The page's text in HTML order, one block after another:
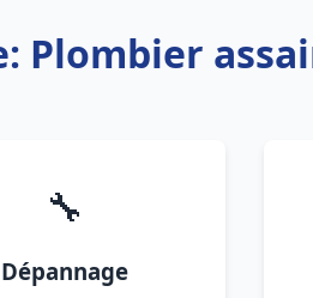
Plombier
🔧
Dépannage